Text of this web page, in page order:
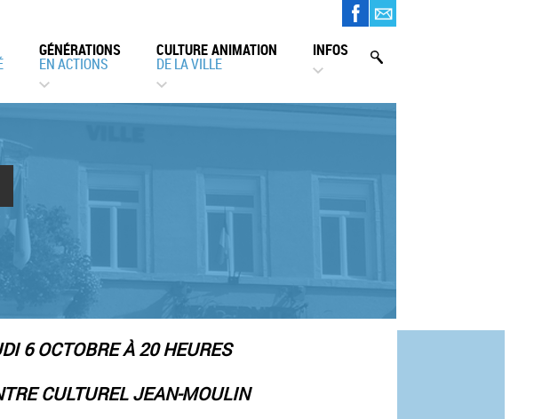
GÉNÉRATIONS
EN ACTIONS
CULTURE ANIMATION
DE LA VILLE
INFOS
6 OCTOBRE À 20 HEURES
CULTUREL JEAN-MOULIN